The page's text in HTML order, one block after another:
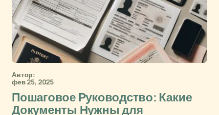
Автор:
фев 25, 2025
Пошаговое Руководство: Какие
Документы Нужны для